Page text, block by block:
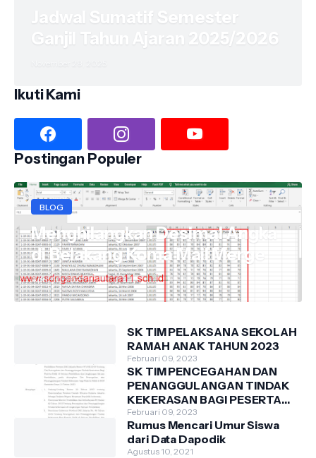
Jadwal Sumatif Semester
Ganjil Tahun Ajaran 2025/2026
Ikuti Kami
Postingan Populer
BLOG
Menghilangkan Desimal Angka
di Belakang Koma Mail Merge
April 10, 2021
SK TIM PELAKSANA SEKOLAH
RAMAH ANAK TAHUN 2023
Februari 09, 2023
SK TIM PENCEGAHAN DAN
PENANGGULANGAN TINDAK
KEKERASAN BAGI PESERTA
DIDIK DI SDN GANDARIA
UTARA 11 TAHUN 2023
Februari 09, 2023
Rumus Mencari Umur Siswa
dari Data Dapodik
Agustus 10, 2021